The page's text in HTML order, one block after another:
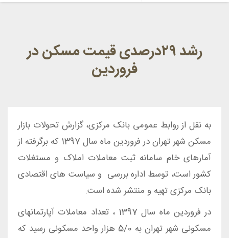
رشد ۲۹درصدی قیمت مسکن در
فروردین
به نقل از روابط عمومی بانک مرکزی، گزارش تحولات بازار
مسکن شهر تهران در فروردین ماه سال 1397 که برگرفته از
آمارهای خام سامانه ثبت معاملات املاک و مستغلات
کشور است، توسط اداره بررسی و سیاست های اقتصادی
بانک مرکزی تهیه و منتشر شده است.
در فروردین ماه سال 1397 ، تعداد معاملات آپارتمانهای
مسکونی شهر تهران به 5/0 هزار واحد مسکونی رسید که